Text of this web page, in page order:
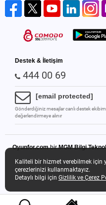
Kaliteli bir hizmet verebilmek için
çerezlerinizi kullanmaktayız.
Detaylı bilgi için Gizlilik ve Çerez
Destek & İletişim
444 00 69
[email protected]
Gönderdiğiniz mesajlar canlı destek
değerlendirmeye alınır
Oyunfor.combirMGM Bilgi